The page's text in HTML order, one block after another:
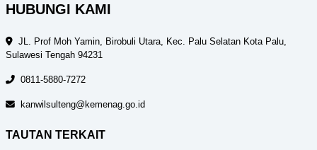
HUBUNGI KAMI
JL. Prof Moh Yamin, Birobuli Utara, Kec. Palu Selatan Kota Palu,
Sulawesi Tengah 94231
0811-5880-7272
kanwilsulteng@kemenag.go.id
TAUTAN TERKAIT